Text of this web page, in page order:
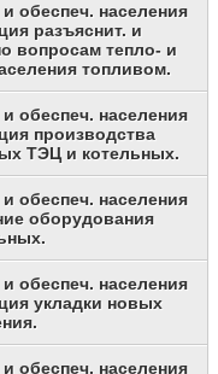
обеспеч. населения
разъяснит. и
вопросам тепло- и
топливом.
обеспеч. населения
производства
ТЭЦ и котельных.
обеспеч. населения
оборудования
обеспеч. населения
укладки новых
обеспеч. населения